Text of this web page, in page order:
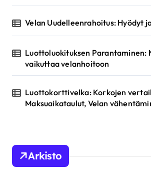
Velan Uudelleenrahoitus: Hyödyt
Luottoluokituksen Parantaminen:
vaikuttaa velanhoitoon
Luottokorttivelka: Korkojen
Maksuaikataulut, Velan
Arkisto